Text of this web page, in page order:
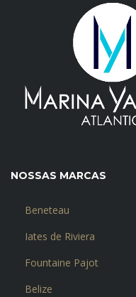
NOSSAS MARCAS
Beneteau
Iates de Riviera
Fountaine Pajot
Belize